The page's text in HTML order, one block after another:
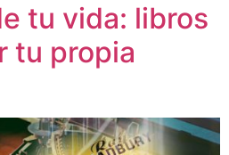
tu vida: libros
tu propia